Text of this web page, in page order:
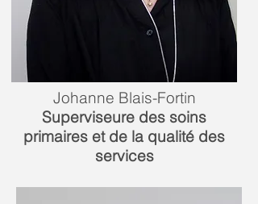
Johanne Blais-Fortin
Superviseure des soins
primaires et de la qualité des
services